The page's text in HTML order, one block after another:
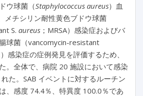
ウ球菌（Staphylococcus aureus）血
メチシリン耐性黄色ブドウ球菌
S. aureus ；MRSA）感染症およびバ
球菌（vancomycin-resistant
感染症の症例発見を評価するため、
。全体で、病院 20 施設において感染
た。SAB イベントに対するルーチン
、感度 74.4％、特異度 100.0％であ